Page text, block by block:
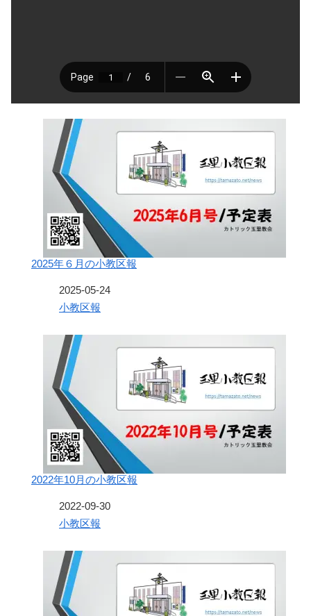
2025年６月の小教区報
2025-05-24
関連理由小教区報
2022年10月の小教区報
2022-09-30
関連理由小教区報